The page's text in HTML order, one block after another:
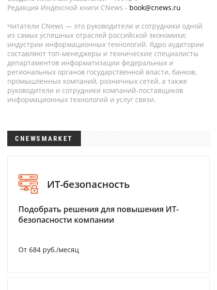
Редакция Индексной книги CNews - book@cnews.ru
Читатели CNews — это руководители и сотрудники одной
из самых успешных отраслей российской экономики:
индустрии информационных технологий. Ядро аудитории
составляют топ-менеджеры и технические специалисты
департаментов информатизации федеральных и
региональных органов государственной власти, банков,
промышленных компаний, розничных сетей, а также
руководители и сотрудники компаний-поставщиков
информационных технологий и услуг связи.
CNEWSMARKET
ИТ-безопасность
Подобрать решения для повышения ИТ-
безопасности компании
От 684 руб./месяц